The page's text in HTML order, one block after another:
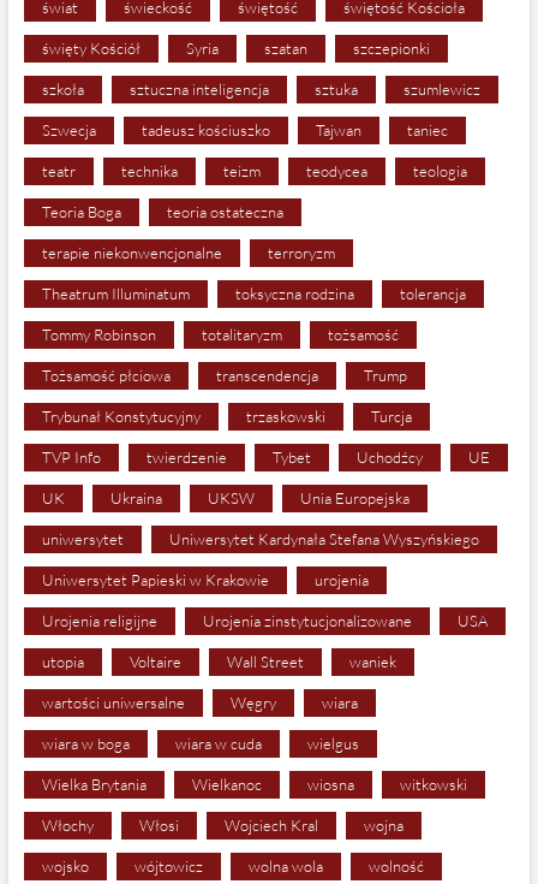
świat świeckość świętość świętość Kościoła
święty Kościół Syria szatan szczepionki
szkoła sztuczna inteligencja sztuka szumlewicz
Szwecja tadeusz kościuszko Tajwan taniec
teatr technika teizm teodycea teologia
Teoria Boga teoria ostateczna
terapie niekonwencjonalne terroryzm
Theatrum Illuminatum toksyczna rodzina tolerancja
Tommy Robinson totalitaryzm tożsamość
Tożsamość płciowa transcendencja Trump
Trybunał Konstytucyjny trzaskowski Turcja
TVP Info twierdzenie Tybet Uchodźcy UE
UK Ukraina UKSW Unia Europejska
uniwersytet Uniwersytet Kardynała Stefana Wyszyńskiego
Uniwersytet Papieski w Krakowie urojenia
Urojenia religijne Urojenia zinstytucjonalizowane USA
utopia Voltaire Wall Street waniek
wartości uniwersalne Węgry wiara
wiara w boga wiara w cuda wielgus
Wielka Brytania Wielkanoc wiosna witkowski
Włochy Włosi Wojciech Kral wojna
wojsko wójtowicz wolna wola wolność